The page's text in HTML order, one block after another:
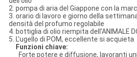
2. pompa di aria del Giappone con la
3. orario di lavoro e giorno della
densità del profumo regolabile
4. bottiglia di olio riempita dell'ANIMALE
5. L'ugello di POM, eccellente si acquieta
Funzioni chiave:
Forte potere e diffusione, lavoranti